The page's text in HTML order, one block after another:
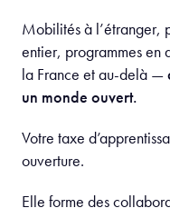
Mobilités à l’étranger,
entier, programmes en
la France et au-delà —
un monde ouvert.
Votre taxe
ouverture.
Elle forme des